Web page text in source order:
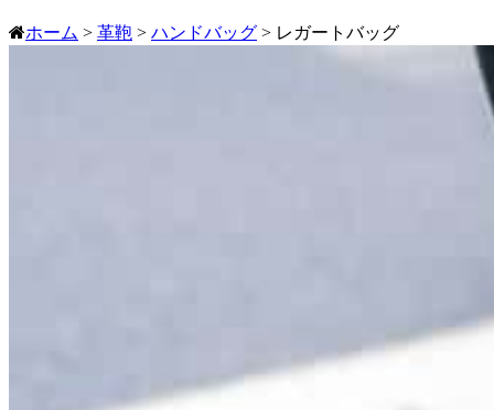
ホーム > 革鞄 > ハンドバッグ > レガートバッグ